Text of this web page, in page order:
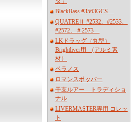
BlackBass #3563GCS
QUATREⅡ #2532、#2533、
#2572、＃2573
LKドラッグ（丸型）
Brightliver用 (アルミ素
材）
ペラノス
ロマンスポッパー
干支ルアー トラディショ
ナル
LIVERMASTER専用 コレッ
ト